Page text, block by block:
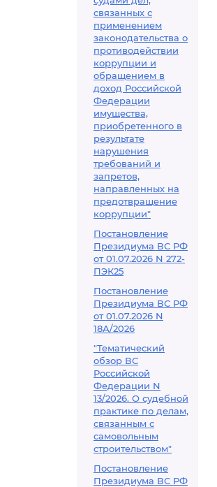
связанных с
применением
законодательства о
противодействии
коррупции и
обращением в
доход Российской
Федерации
имущества,
приобретенного в
результате
нарушения
требований и
запретов,
направленных на
предотвращение
коррупции"
Постановление
Президиума ВС РФ
от 01.07.2026 N 272-
ПЭК25
Постановление
Президиума ВС РФ
от 01.07.2026 N
18А/2026
"Тематический
обзор ВС
Российской
Федерации N
13/2026. О судебной
практике по делам,
связанным с
самовольным
строительством"
Постановление
Президиума ВС РФ